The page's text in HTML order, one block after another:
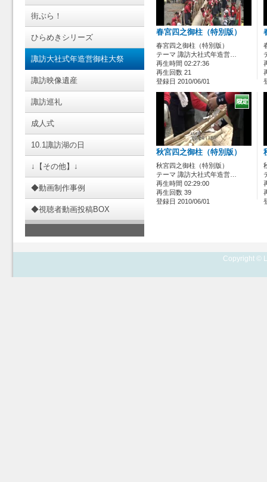
街ぶら！
ひらめきシリーズ
諏訪大社式年造営御柱大祭
諏訪映像遺産
諏訪巡礼
成人式
10.1諏訪湖の日
↓【その他】↓
◆動画制作事例
◆視聴者動画投稿BOX
春宮四之御柱（特別版）
春宮四之御柱（特別版）
テーマ 諏訪大社式年造営…
再生時間 02:27:36
再生回数 21
登録日 2010/06/01
秋宮四之御柱（特別版）
秋宮四之御柱（特別版）
テーマ 諏訪大社式年造営…
再生時間 02:29:00
再生回数 39
登録日 2010/06/01
Copyright ©